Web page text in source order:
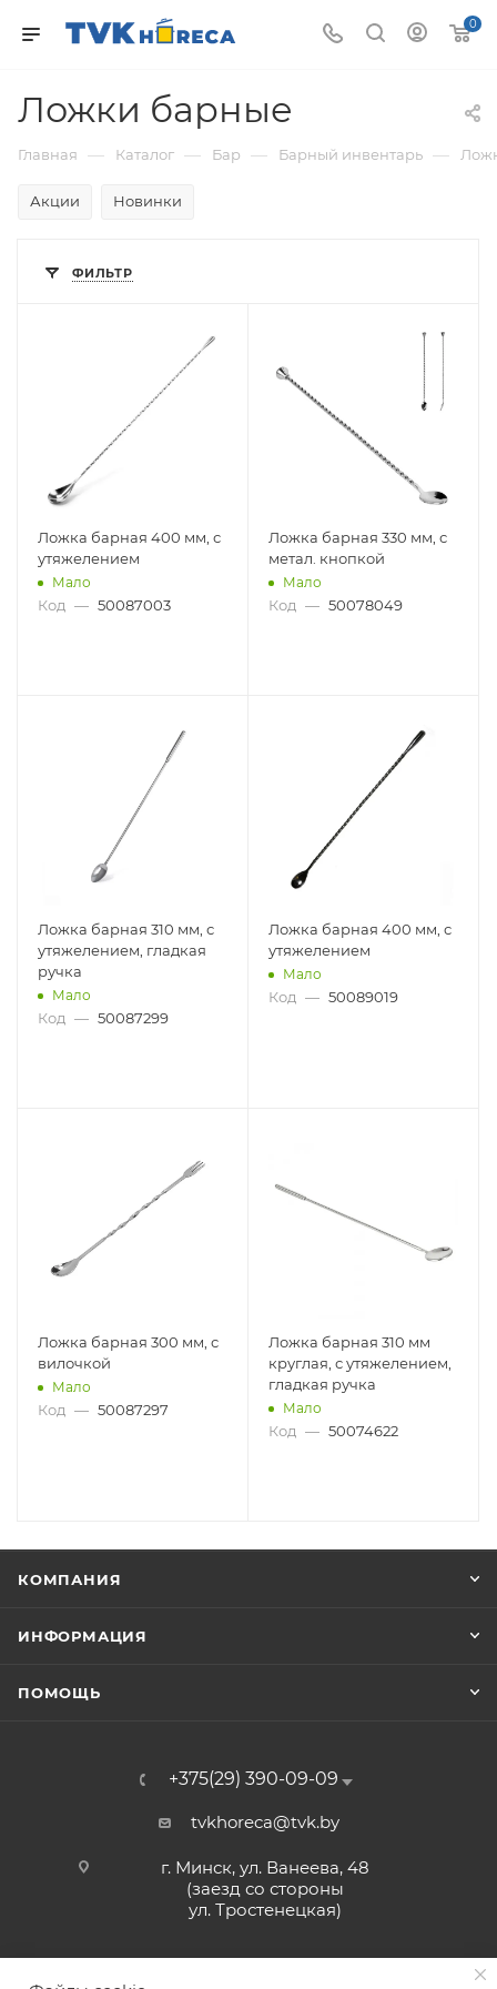
0
Ложки барные
Главная — Каталог — Бар — Барный инвентарь —
Акции Новинки
ФИЛЬТР
Ложка барная 400 мм, с
утяжелением
Мало
Код — 50087003
Ложка барная 330 мм, с
метал. кнопкой
Мало
Код — 50078049
Ложка барная 310 мм, с
утяжелением, гладкая
ручка
Мало
Код — 50087299
Ложка барная 400 мм, с
утяжелением
Мало
Код — 50089019
Ложка барная 300 мм, с
вилочкой
Мало
Код — 50087297
Ложка барная 310 мм
круглая, с утяжелением,
гладкая ручка
Мало
Код — 50074622
КОМПАНИЯ
ИНФОРМАЦИЯ
ПОМОЩЬ
+375(29) 390-09-09
tvkhoreca@tvk.by
г. Минск, ул. Ванеева, 48
(заезд со стороны
ул. Тростенецкая)